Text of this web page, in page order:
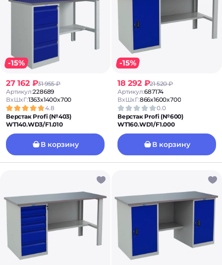
-15%
27 162 ₽31 955 ₽
Артикул:228689
ВxШxГ:1363x1400x700
4.8
Верстак Profi (№403)
WT140.WD3/F1.010
В корзину
-15%
18 292 ₽21 520 ₽
Артикул:687174
ВxШxГ:866x1600x700
0.0
Верстак Profi (№600)
WT160.WD1/F1.000
В корзину